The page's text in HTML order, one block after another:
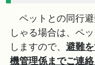
ペットとの同行避
しゃる場合は、ペ
しますので、 避難
機管理係までご連絡